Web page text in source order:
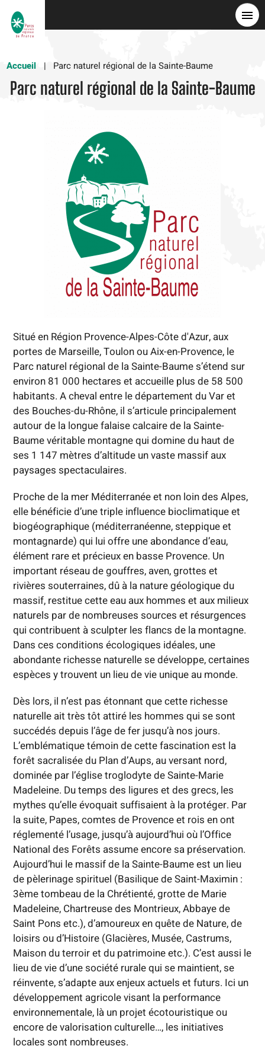
Accueil
Parc naturel régional de la Sainte-Baume
Parc naturel régional de la Sainte-Baume
Situé en Région Provence-Alpes-Côte d'Azur, aux
portes de Marseille, Toulon ou Aix-en-Provence, le
Parc naturel régional de la Sainte-Baume s’étend sur
environ 81 000 hectares et accueille plus de 58 500
habitants. A cheval entre le département du Var et
des Bouches-du-Rhône, il s’articule principalement
autour de la longue falaise calcaire de la Sainte-
Baume véritable montagne qui domine du haut de
ses 1 147 mètres d’altitude un vaste massif aux
paysages spectaculaires.
Proche de la mer Méditerranée et non loin des Alpes,
elle bénéficie d’une triple influence bioclimatique et
biogéographique (méditerranéenne, steppique et
montagnarde) qui lui offre une abondance d’eau,
élément rare et précieux en basse Provence. Un
important réseau de gouffres, aven, grottes et
rivières souterraines, dû à la nature géologique du
massif, restitue cette eau aux hommes et aux milieux
naturels par de nombreuses sources et résurgences
qui contribuent à sculpter les flancs de la montagne.
Dans ces conditions écologiques idéales, une
abondante richesse naturelle se développe, certaines
espèces y trouvent un lieu de vie unique au monde.
Dès lors, il n’est pas étonnant que cette richesse
naturelle ait très tôt attiré les hommes qui se sont
succédés depuis l’âge de fer jusqu’à nos jours.
L’emblématique témoin de cette fascination est la
forêt sacralisée du Plan d’Aups, au versant nord,
dominée par l’église troglodyte de Sainte-Marie
Madeleine. Du temps des ligures et des grecs, les
mythes qu’elle évoquait suffisaient à la protéger. Par
la suite, Papes, comtes de Provence et rois en ont
réglementé l’usage, jusqu’à aujourd’hui où l’Office
National des Forêts assume encore sa préservation.
Aujourd’hui le massif de la Sainte-Baume est un lieu
de pèlerinage spirituel (Basilique de Saint-Maximin :
3ème tombeau de la Chrétienté, grotte de Marie
Madeleine, Chartreuse des Montrieux, Abbaye de
Saint Pons etc.), d’amoureux en quête de Nature, de
loisirs ou d’Histoire (Glacières, Musée, Castrums,
Maison du terroir et du patrimoine etc.). C’est aussi le
lieu de vie d’une société rurale qui se maintient, se
réinvente, s’adapte aux enjeux actuels et futurs. Ici un
développement agricole visant la performance
environnementale, là un projet écotouristique ou
encore de valorisation culturelle…, les initiatives
locales sont nombreuses.